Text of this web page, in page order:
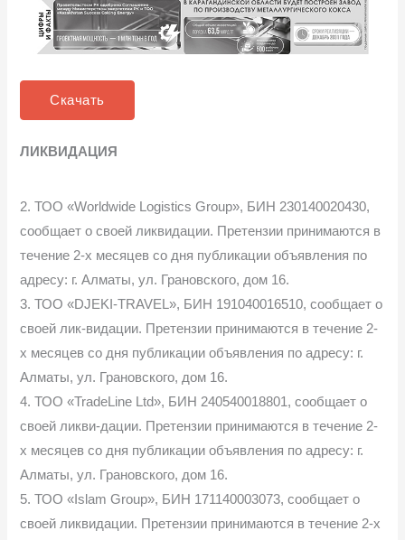
Скачать
ЛИКВИДАЦИЯ
2. ТОО «Worldwide Logistics Group», БИН 230140020430,
сообщает о своей ликвидации. Претензии принимаются в
течение 2-х месяцев со дня публикации объявления по
адресу: г. Алматы, ул. Грановского, дом 16.
3. ТОО «DJEKI-TRAVEL», БИН 191040016510, сообщает о
своей лик-видации. Претензии принимаются в течение 2-
х месяцев со дня публикации объявления по адресу: г.
Алматы, ул. Грановского, дом 16.
4. ТОО «TradeLine Ltd», БИН 240540018801, сообщает о
своей ликви-дации. Претензии принимаются в течение 2-
х месяцев со дня публикации объявления по адресу: г.
Алматы, ул. Грановского, дом 16.
5. ТОО «Islam Group», БИН 171140003073, сообщает о
своей ликвидации. Претензии принимаются в течение 2-х